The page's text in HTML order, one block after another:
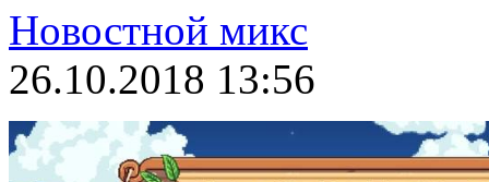
Новостной микс
26.10.2018 13:56